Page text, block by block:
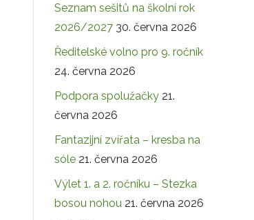
Seznam sešitů na školní rok
2026/2027 30. června 2026
Ředitelské volno pro 9. ročník
24. června 2026
Podpora spolužačky 21.
června 2026
Fantazijní zvířata – kresba na
sóle 21. června 2026
Výlet 1. a 2. ročníku – Stezka
bosou nohou 21. června 2026